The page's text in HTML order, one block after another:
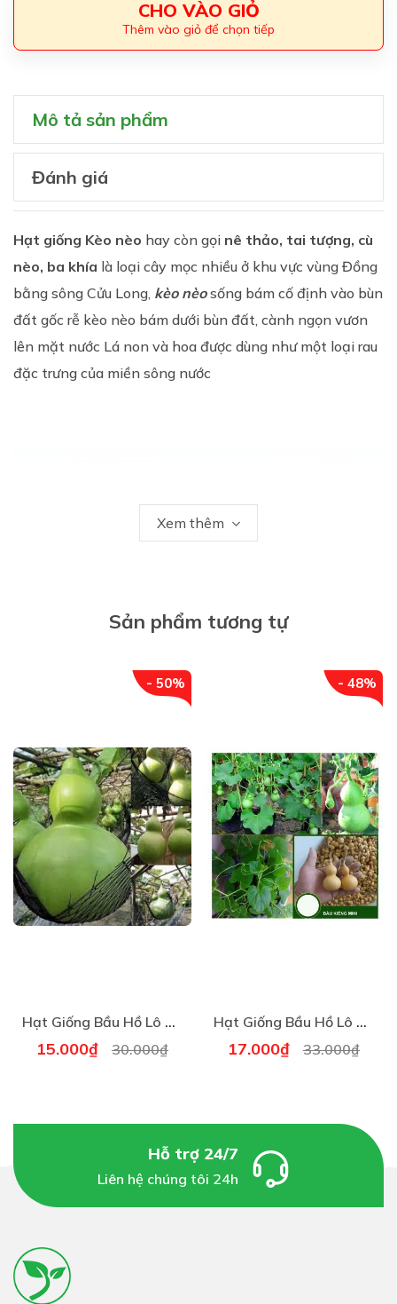
CHO VÀO GIỎ
Thêm vào giỏ để chọn tiếp
Mô tả sản phẩm
Đánh giá
Hạt giống Kèo nèo hay còn gọi nê thảo, tai tượng, cù
nèo, ba khía là loại cây mọc nhiều ở khu vực vùng Đồng
bằng sông Cửu Long, kèo nèosống bám cố định vào bùn
đất gốc rễ kèo nèo bám dưới bùn đất, cành ngọn vươn
lên mặt nước Lá non và hoa được dùng như một loại rau
đặc trưng của miền sông nước
HẠT GIỐNG KÈO NÈO (RAU TAI TƯỢNG) Hạt Giống
KÈO NÈO, TAI TƯỢNG, CÙ NÈO
thể bám vào đất. Khi cây bắt đầu cao 15 - 20cm thì bắt
đầu tách chậu và cấy vào nước với độ sâu 20cm từ mặt
đất lên mặt nước.
- Sau 1 tháng sau trồng sẽ cho thu hoạch lứa đầu tiên.
Xem thêm
Sản phẩm tương tự
- 50%
Hạt Giống Bầu Hồ Lô Khổng Lồ - Gói 5 Hạt
15.000₫ 30.000₫
- 48%
Hạt Giống Bầu Hồ Lô Tí Hon (5 hạt) Năng Suất Cao
17.000₫ 33.000₫
Hỗ trợ 24/7
Liên hệ chúng tôi 24h